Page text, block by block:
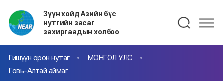
Зүүн хойд Азийн бүс
нутгийн засаг
захиргаадын холбоо
Гишүүн орон нутаг
МОНГОЛ УЛС
Говь-Алтай аймаг